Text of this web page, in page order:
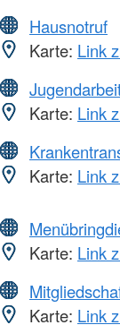
Hausnotruf
Karte: Link
Karte: Link
Karte: Link
Karte: Link
Karte: Link